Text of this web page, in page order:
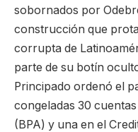
sobornados por
construcción que
corrupta de
parte de su botín
Principado ordenó el
congeladas 30
(BPA) y una en el